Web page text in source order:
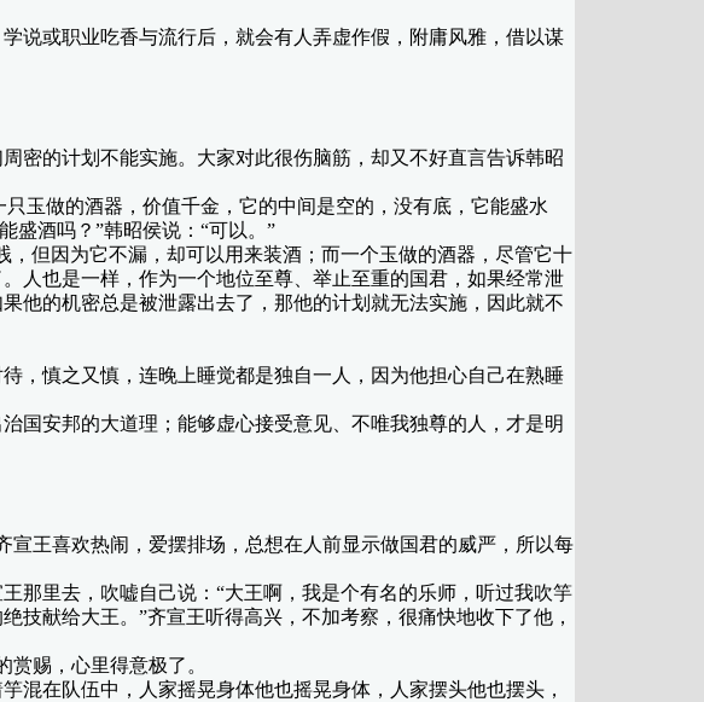
或职业吃香与流行后，就会有人弄虚作假，附庸风雅，借以谋
的计划不能实施。大家对此很伤脑筋，却又不好直言告诉韩昭
做的酒器，价值千金，它的中间是空的，没有底，它能盛水
盛酒吗？”韩昭侯说：“可以。”
但因为它不漏，却可以用来装酒；而一个玉做的酒器，尽管它十
人也是一样，作为一个地位至尊、举止至重的国君，如果经常泄
他的机密总是被泄露出去了，那他的计划就无法实施，因此就不
慎之又慎，连晚上睡觉都是独自一人，因为他担心自己在熟睡
安邦的大道理；能够虚心接受意见、不唯我独尊的人，才是明
王喜欢热闹，爱摆排场，总想在人前显示做国君的威严，所以每
里去，吹嘘自己说：“大王啊，我是个有名的乐师，听过我吹竽
技献给大王。”齐宣王听得高兴，不加考察，很痛快地收下了他，
赐，心里得意极了。
在队伍中，人家摇晃身体他也摇晃身体，人家摆头他也摆头，